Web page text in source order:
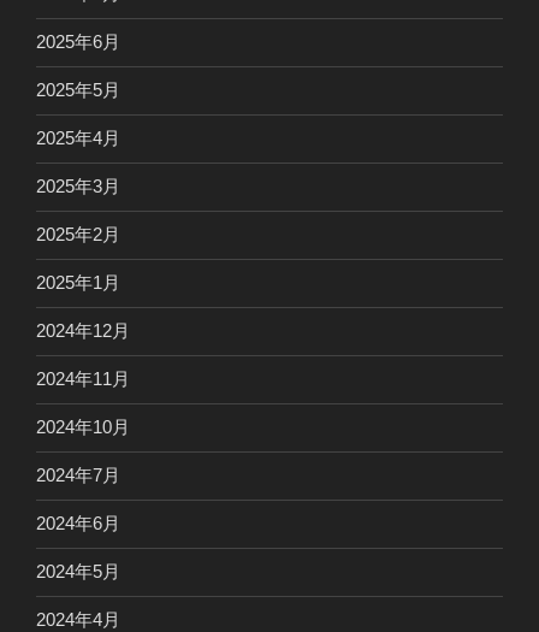
2025年6月
2025年5月
2025年4月
2025年3月
2025年2月
2025年1月
2024年12月
2024年11月
2024年10月
2024年7月
2024年6月
2024年5月
2024年4月